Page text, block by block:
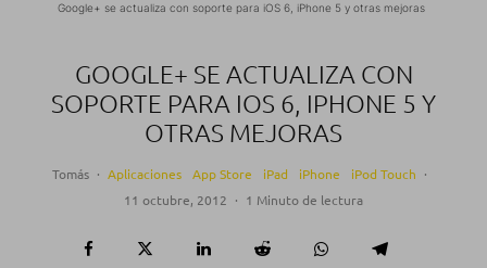
Google+ se actualiza con soporte para iOS 6, iPhone 5 y otras mejoras
GOOGLE+ SE ACTUALIZA CON
SOPORTE PARA IOS 6, IPHONE 5 Y
OTRAS MEJORAS
Tomás · Aplicaciones App Store iPad iPhone iPod Touch ·
11 octubre, 2012 · 1 Minuto de lectura